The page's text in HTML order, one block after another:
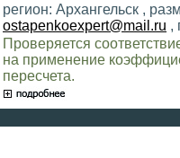
регион: Архангельск ,
ostapenkoexpert@mail.ru ,
Проверяется
на применение
пересчета.